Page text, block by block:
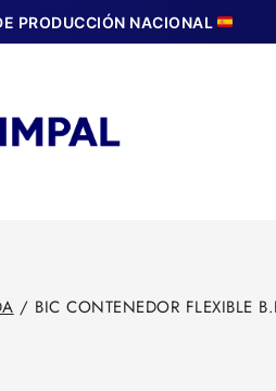
PRODUCCIÓN NACIONAL
/ BIC CONTENEDOR FLEXIBLE